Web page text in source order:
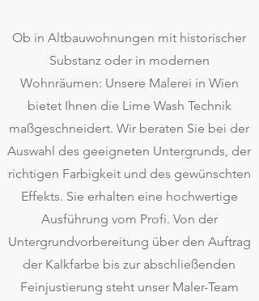
Ob in Altbauwohnungen mit historischer
Substanz oder in modernen
Wohnräumen: Unsere Malerei in Wien
bietet Ihnen die Lime Wash Technik
maßgeschneidert. Wir beraten Sie bei der
Auswahl des geeigneten Untergrunds, der
richtigen Farbigkeit und des gewünschten
Effekts. Sie erhalten eine hochwertige
Ausführung vom Profi. Von der
Untergrundvorbereitung über den Auftrag
der Kalkfarbe bis zur abschließenden
Feinjustierung steht unser Maler-Team